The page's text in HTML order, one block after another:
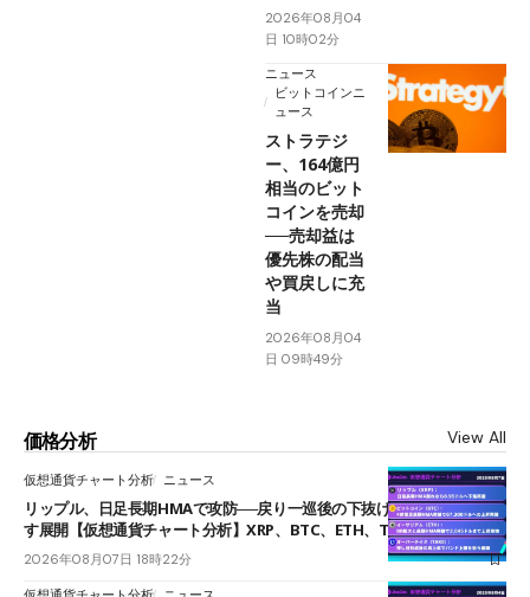
2026年08月04
日 10時02分
ニュース
ビットコインニ
ュース
ストラテジ
ー、164億円
相当のビット
コインを売却
──売却益は
優先株の配当
や買戻しに充
当
2026年08月04
日 09時49分
価格分析 View All
仮想通貨チャート分析 ニュース
リップル、日足長期HMAで攻防──戻り一巡後の下抜けで0.95ドルを試
す展開【仮想通貨チャート分析】XRP、BTC、ETH、TAKE
2026年08月07日 18時22分